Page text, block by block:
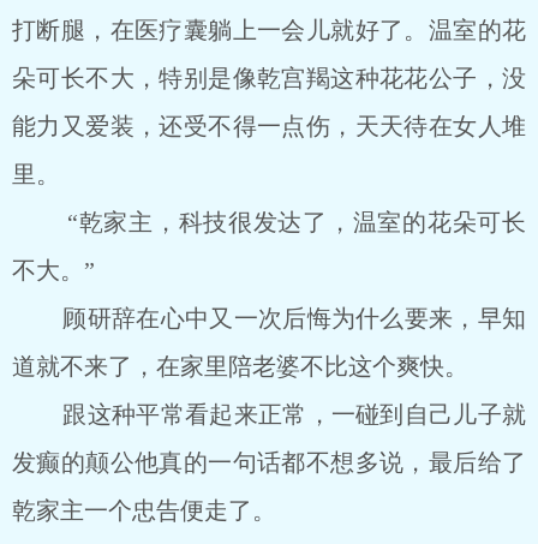
打断腿，在医疗囊躺上一会儿就好了。温室的花
朵可长不大，特别是像乾宫羯这种花花公子，没
能力又爱装，还受不得一点伤，天天待在女人堆
里。
“乾家主，科技很发达了，温室的花朵可长
不大。”
顾研辞在心中又一次后悔为什么要来，早知
道就不来了，在家里陪老婆不比这个爽快。
跟这种平常看起来正常，一碰到自己儿子就
发癫的颠公他真的一句话都不想多说，最后给了
乾家主一个忠告便走了。